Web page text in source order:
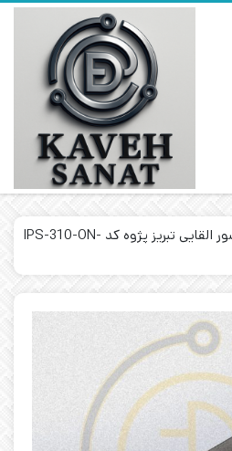
سنسور القایی تبریز پژوه کد IPS-310-ON-